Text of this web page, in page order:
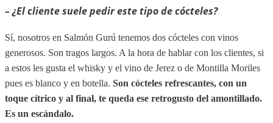
– ¿El cliente suele pedir este tipo de cócteles?
Sí, nosotros en Salmón Gurú tenemos dos cócteles con vinos
generosos. Son tragos largos. A la hora de hablar con los clientes, si
a estos les gusta el whisky y el vino de Jerez o de Montilla Moriles
pues es blanco y en botella. Son cócteles refrescantes, con un
toque cítrico y al final, te queda ese retrogusto del amontillado.
Es un escándalo.